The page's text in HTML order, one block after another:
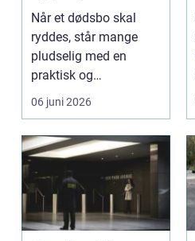
respektfuldt forløb
Når et dødsbo skal
ryddes, står mange
pludselig med en
praktisk og
følelsesmæssig
opgave på én gang....
06 juni 2026